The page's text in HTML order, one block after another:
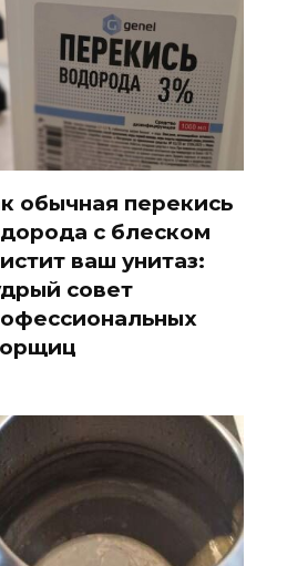
обычная перекись
с блеском
ваш унитаз:
совет